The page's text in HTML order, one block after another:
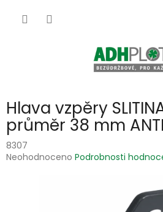
Hlava vzpěry
průměr 38 mm
8307
Průměrné
Neohodnoceno Podrobnosti